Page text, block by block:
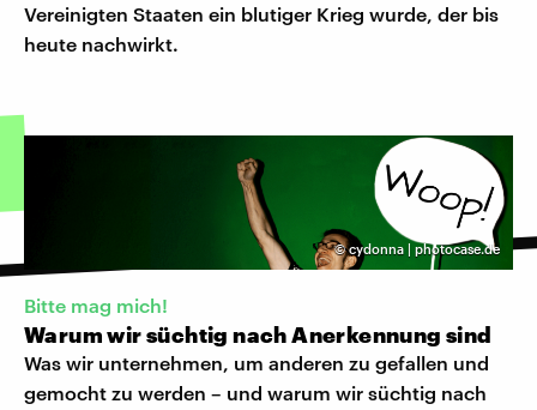
Vereinigten Staaten ein blutiger Krieg wurde, der bis
heute nachwirkt.
©cydonna | photocase.de
Bitte mag mich!
Warum wir süchtig nach Anerkennung sind
Was wir unternehmen, um anderen zu gefallen und
gemocht zu werden – und warum wir süchtig nach